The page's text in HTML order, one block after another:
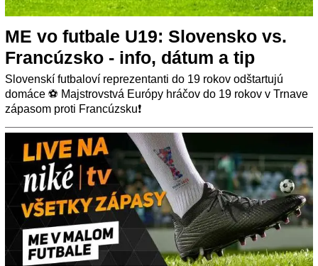
ME vo futbale U19: Slovensko vs.
Francúzsko - info, dátum a tip
Slovenskí futbaloví reprezentanti do 19 rokov odštartujú
domáce ⚽ Majstrovstvá Európy hráčov do 19 rokov v Trnave
zápasom proti Francúzsku❗